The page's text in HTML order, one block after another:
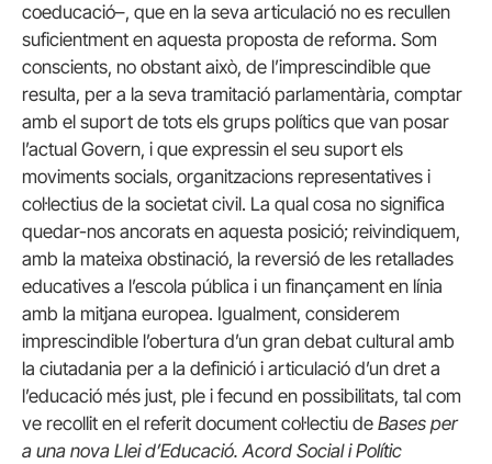
coeducació–, que en la seva articulació no es recullen
suficientment en aquesta proposta de reforma. Som
conscients, no obstant això, de l’imprescindible que
resulta, per a la seva tramitació parlamentària, comptar
amb el suport de tots els grups polítics que van posar
l’actual Govern, i que expressin el seu suport els
moviments socials, organitzacions representatives i
col·lectius de la societat civil. La qual cosa no significa
quedar-nos ancorats en aquesta posició; reivindiquem,
amb la mateixa obstinació, la reversió de les retallades
educatives a l’escola pública i un finançament en línia
amb la mitjana europea. Igualment, considerem
imprescindible l’obertura d’un gran debat cultural amb
la ciutadania per a la definició i articulació d’un dret a
l’educació més just, ple i fecund en possibilitats, tal com
ve recollit en el referit document col·lectiu de Bases per
a una nova Llei d’Educació. Acord Social i Polític